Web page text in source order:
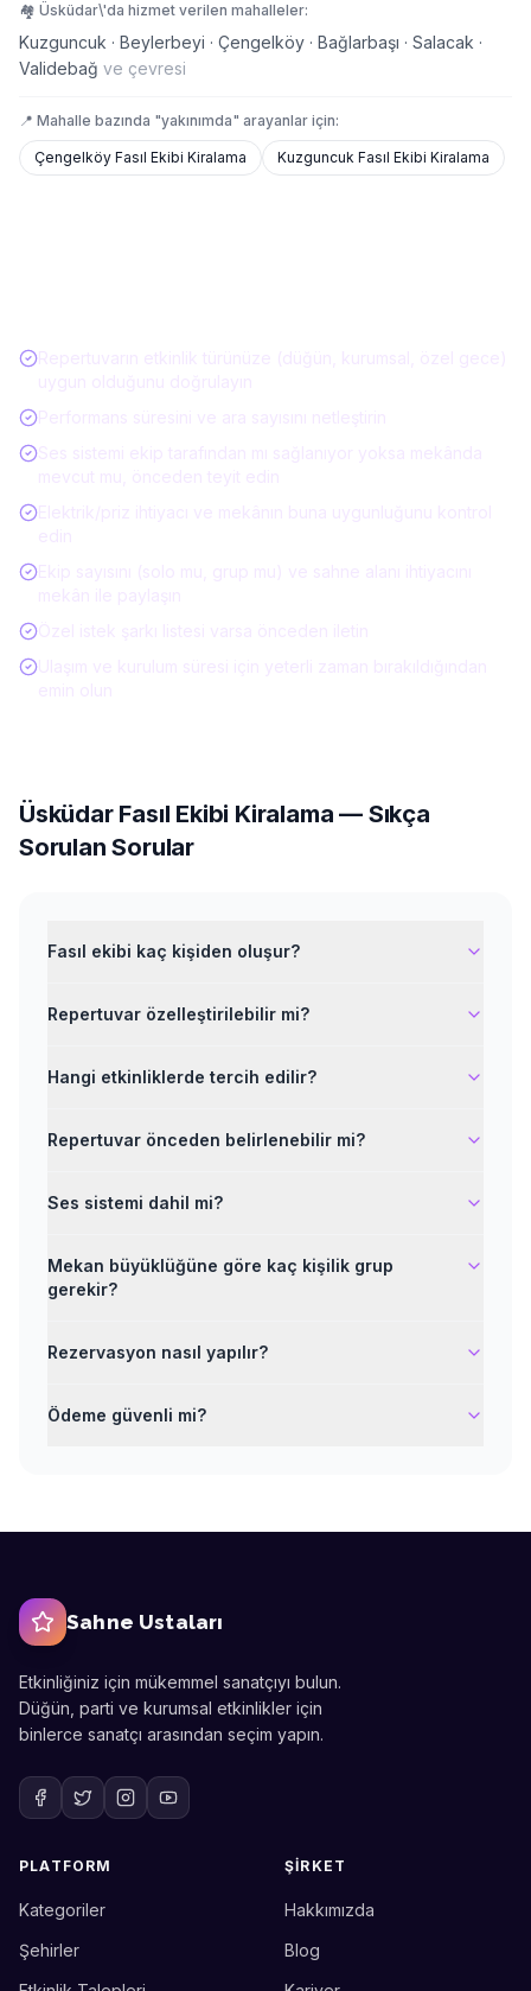
🏘️ Üsküdar\'da hizmet verilen mahalleler:
Kuzguncuk · Beylerbeyi · Çengelköy · Bağlarbaşı · Salacak ·
Validebağ ve çevresi
📍 Mahalle bazında "yakınımda" arayanlar için:
Çengelköy Fasıl Ekibi Kiralama Kuzguncuk Fasıl Ekibi Kiralama
Üsküdar Fasıl Ekibi Kiralama — Sıkça
Sorulan Sorular
Fasıl ekibi kaç kişiden oluşur?
Repertuvar özelleştirilebilir mi?
Hangi etkinliklerde tercih edilir?
Repertuvar önceden belirlenebilir mi?
Ses sistemi dahil mi?
Mekan büyüklüğüne göre kaç kişilik grup
gerekir?
Rezervasyon nasıl yapılır?
Ödeme güvenli mi?
Sahne Ustaları
Etkinliğiniz için mükemmel sanatçıyı bulun.
Düğün, parti ve kurumsal etkinlikler için
binlerce sanatçı arasından seçim yapın.
PLATFORM
Kategoriler
Şehirler
ŞIRKET
Hakkımızda
Blog
Etkinlik uzmanınız